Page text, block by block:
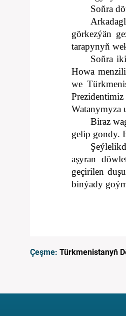
Soňra
görkezýän
tarapynyň
Soňra
Howa
we
Watanymyza
Biraz
gelip gondy.
aşyran
geçirilen
binýady
Çeşme: Türkmenistanyň